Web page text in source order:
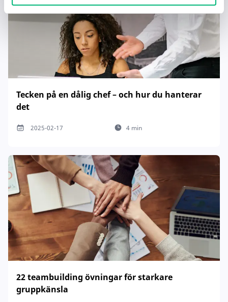
Tecken på en dålig chef – och hur du hanterar
det
2025-02-17 4 min
22 teambuilding övningar för starkare
gruppkänsla